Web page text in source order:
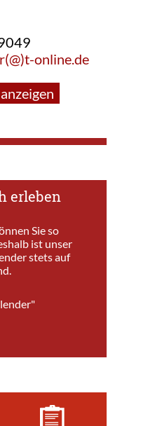
online.de
erleben
Sie so
ist unser
stets auf